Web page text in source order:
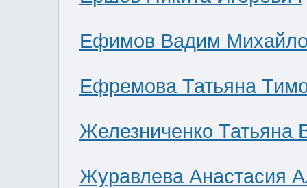
Ефимов Вадим
Ефремова Татьяна
Железниченко Татьяна
Журавлева Анастасия